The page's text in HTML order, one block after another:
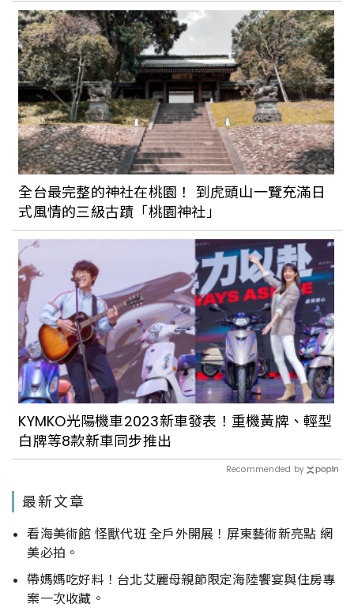
全台最完整的神社在桃園！ 到虎頭山一覽充滿日
式風情的三級古蹟「桃園神社」
KYMKO光陽機車2023新車發表！重機黃牌、輕型
白牌等8款新車同步推出
Recommended by
最新文章
看海美術館 怪獸代班 全戶外開展！屏東藝術新亮點 網
美必拍。
帶媽媽吃好料！台北艾麗母親節限定海陸饗宴與住房專
案一次收藏。